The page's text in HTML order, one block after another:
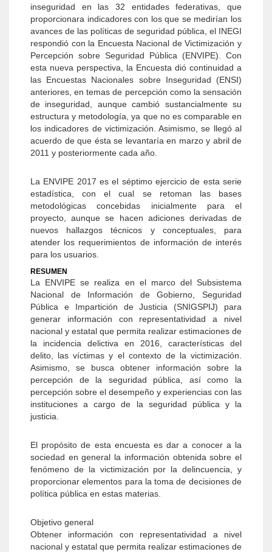
inseguridad en las 32 entidades federativas, que
proporcionara indicadores con los que se medirían los
avances de las políticas de seguridad pública, el INEGI
respondió con la Encuesta Nacional de Victimización y
Percepción sobre Seguridad Pública (ENVIPE). Con
esta nueva perspectiva, la Encuesta dió continuidad a
las Encuestas Nacionales sobre Inseguridad (ENSI)
anteriores, en temas de percepción como la sensación
de inseguridad, aunque cambió sustancialmente su
estructura y metodología, ya que no es comparable en
los indicadores de victimización. Asimismo, se llegó al
acuerdo de que ésta se levantaría en marzo y abril de
2011 y posteriormente cada año.
La ENVIPE 2017 es el séptimo ejercicio de esta serie
estadística, con el cual se retoman las bases
metodológicas concebidas inicialmente para el
proyecto, aunque se hacen adiciones derivadas de
nuevos hallazgos técnicos y conceptuales, para
atender los requerimientos de información de interés
para los usuarios.
RESUMEN
La ENVIPE se realiza en el marco del Subsistema
Nacional de Información de Gobierno, Seguridad
Pública e Impartición de Justicia (SNIGSPIJ) para
generar información con representatividad a nivel
nacional y estatal que permita realizar estimaciones de
la incidencia delictiva en 2016, características del
delito, las víctimas y el contexto de la victimización.
Asimismo, se busca obtener información sobre la
percepción de la seguridad pública, así como la
percepción sobre el desempeño y experiencias con las
instituciones a cargo de la seguridad pública y la
justicia.
El propósito de esta encuesta es dar a conocer a la
sociedad en general la información obtenida sobre el
fenómeno de la victimización por la delincuencia, y
proporcionar elementos para la toma de decisiones de
política pública en estas materias.
Objetivo general
Obtener información con representatividad a nivel
nacional y estatal que permita realizar estimaciones de